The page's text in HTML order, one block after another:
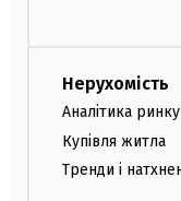
Нерухомість
Аналітика ринку
Купівля житла
Тренди і